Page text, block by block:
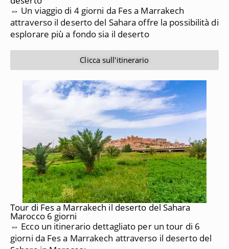
⇔ Un viaggio di 4 giorni da Fes a Marrakech
attraverso il deserto del Sahara offre la possibilità di
esplorare più a fondo sia il deserto
Clicca sull'itinerario
Tour di Fes a Marrakech il deserto del Sahara
Marocco 6 giorni
⇔ Ecco un itinerario dettagliato per un tour di 6
giorni da Fes a Marrakech attraverso il deserto del